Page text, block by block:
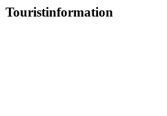
Touristinformation